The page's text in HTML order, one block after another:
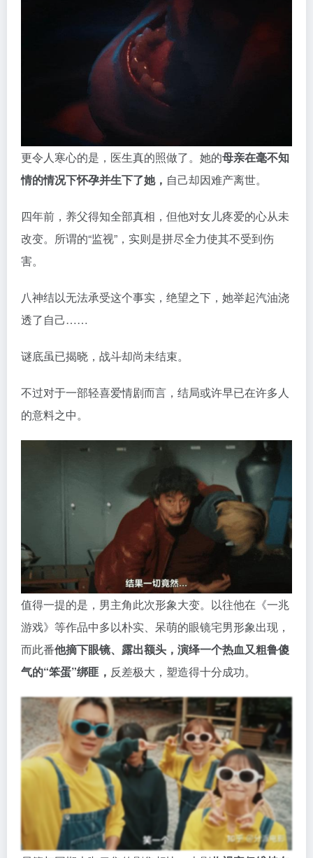
更令人寒心的是，医生真的照做了。她的
情的情况下怀孕并生下了她，自己却因难产离世。
四年前，养父得知全部真相，但他对女儿疼爱的心从未
改变。所谓的“监视”，实则是拼尽全力使其不受到伤
害。
八神结以无法承受这个事实，绝望之下，她举起汽油浇
谜底虽已揭晓，战斗却尚未结束。
的意料之中。
值得一提的是，男主角此次形象大变。以往他在《一兆
游戏》等作品中多以朴实、呆萌的眼镜宅男形象出现，
他摘下眼镜、露出额头，演绎一个热血又粗鲁傻
气的“笨蛋”绑匪，
反差极大，塑造得十分成功。
尽管与同期大咖云集的剧集相比，本剧收视率仅维持在
4%左右，显得平平无奇，但在年轻观众中热度颇高。
男女主角之间强烈的CP感与化学反应，精准击
中了核心受众的喜好。
目前豆瓣评分7.8，整部剧画面全部洋溢着青春的气